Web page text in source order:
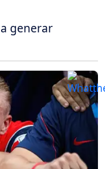
generar